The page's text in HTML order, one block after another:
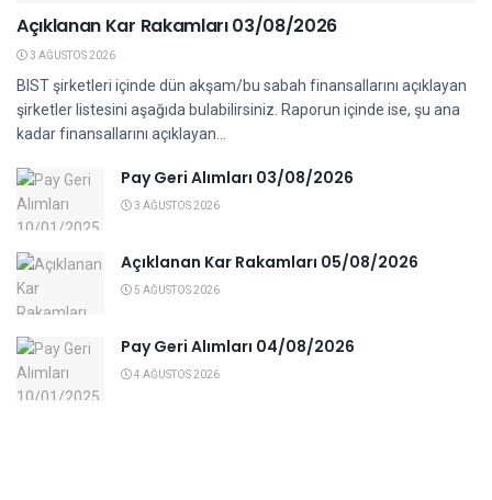
Açıklanan Kar Rakamları 03/08/2026
3 AĞUSTOS 2026
BIST şirketleri içinde dün akşam/bu sabah finansallarını açıklayan
şirketler listesini aşağıda bulabilirsiniz. Raporun içinde ise, şu ana
kadar finansallarını açıklayan...
Pay Geri Alımları 03/08/2026
3 AĞUSTOS 2026
Açıklanan Kar Rakamları 05/08/2026
5 AĞUSTOS 2026
Pay Geri Alımları 04/08/2026
4 AĞUSTOS 2026